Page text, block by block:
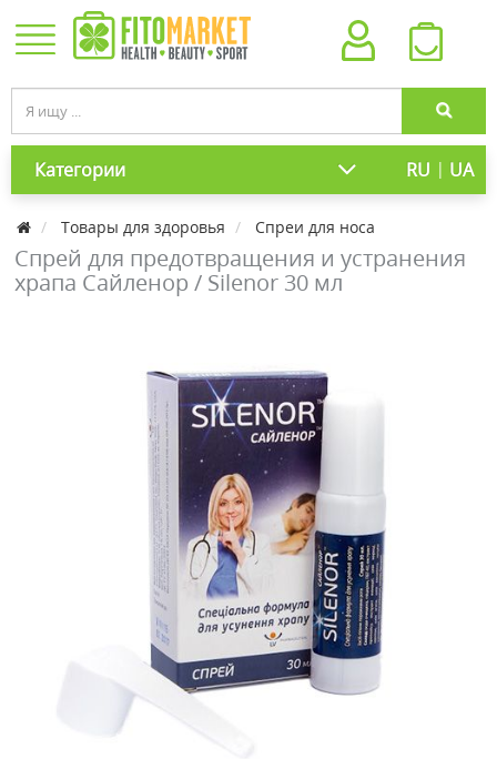
Категории RU | UA
Товары для здоровья Спреи для носа
Спрей для предотвращения и устранения
храпа Сайленор / Silenor 30 мл